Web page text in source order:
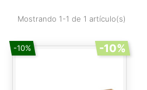
Mostrando 1-1 de 1 artículo(s)
-10% -10%